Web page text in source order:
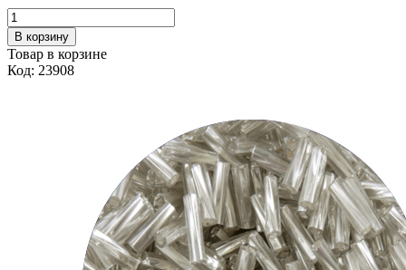
В корзину
Товар в корзине
Код: 23908